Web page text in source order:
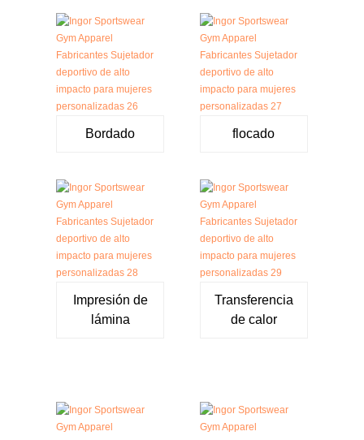
Bordado flocado
Impresión de
lámina
Transferencia
de calor